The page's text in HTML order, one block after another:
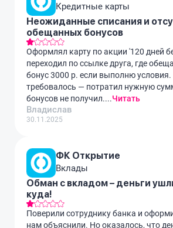
Кредитные карты
Неожиданные списания и
обещанных бонусов
Оформлял карту по акции '120 дней
переходил по ссылке друга, где
бонус 3000 р. если выполню условия.
требовалось — потратил нужную
бонусов не получил....Читать
Владислав
30.11.2025
ФК Открытие
Вклады
Обман с вкладом – деньги
куда!
Поверили сотруднику банка и
нам объяснили. Но оказалось, что